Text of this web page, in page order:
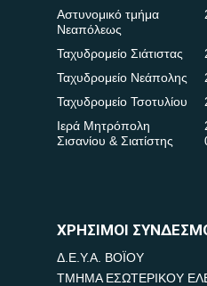
Αστυνομικό τμήμα
Νεαπόλεως
Ταχυδρομείο Σιάτιστας
Ταχυδρομείο Νεάπολης
Ταχυδρομείο Τσοτυλίου
Ιερά Μητρόπολη
Σισανίου & Σιατίστης
ΧΡΗΣΙΜΟΙ
Δ.Ε.Υ.Α. ΒΟΪΟΥ
ΤΜΗΜΑ ΕΣΩΤΕΡΙΚΟΥ